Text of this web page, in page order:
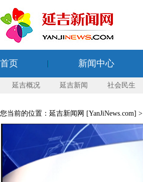
首页 新闻中心
延吉概况 延吉新闻 社会民生
您当前的位置：延吉新闻网 [YanJiNews.com] >